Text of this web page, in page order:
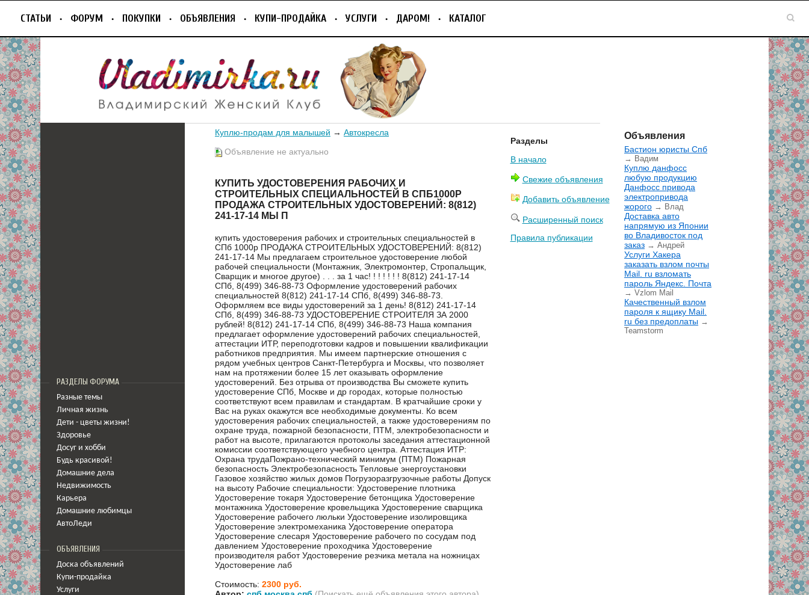
СТАТЬИ ФОРУМ ПОКУПКИ ОБЪЯВЛЕНИЯ КУПИ-ПРОДАЙКА УСЛУГИ ДАРОМ! КАТАЛОГ
РАЗДЕЛЫ ФОРУМА
Разные темы
Личная жизнь
Дети - цветы жизни!
Здоровье
Досуг и хобби
Будь красивой!
Домашние дела
Недвижимость
Карьера
Домашние любимцы
АвтоЛеди
ОБЪЯВЛЕНИЯ
Доска объявлений
Купи-продайка
Услуги
Куплю-продам для малышей → Автокресла
Объявление не актуально
КУПИТЬ УДОСТОВЕРЕНИЯ РАБОЧИХ И
СТРОИТЕЛЬНЫХ СПЕЦИАЛЬНОСТЕЙ В СПБ1000Р
ПРОДАЖА СТРОИТЕЛЬНЫХ УДОСТОВЕРЕНИЙ: 8(812)
241-17-14 МЫ П
купить удостоверения рабочих и строительных специальностей в
СПб 1000р ПРОДАЖА СТРОИТЕЛЬНЫХ УДОСТОВЕРЕНИЙ: 8(812)
241-17-14 Мы предлагаем строительное удостоверение любой
рабочей специальности (Монтажник, Электромонтер, Стропальщик,
Сварщик и многое другое) . . . за 1 час! ! ! ! ! ! ! 8(812) 241-17-14
СПб, 8(499) 346-88-73 Оформление удостоверений рабочих
специальностей 8(812) 241-17-14 СПб, 8(499) 346-88-73.
Оформляем все виды удостоверений за 1 день! 8(812) 241-17-14
СПб, 8(499) 346-88-73 УДОСТОВЕРЕНИЕ СТРОИТЕЛЯ ЗА 2000
рублей! 8(812) 241-17-14 СПб, 8(499) 346-88-73 Наша компания
предлагает оформление удостоверений рабочих специальностей,
аттестации ИТР, переподготовки кадров и повышении квалификации
работников предприятия. Мы имеем партнерские отношения с
рядом учебных центров Санкт-Петербурга и Москвы, что позволяет
нам на протяжении более 15 лет оказывать оформление
удостоверений. Без отрыва от производства Вы сможете купить
удостоверение СПб, Москве и др городах, которые полностью
соответствуют всем правилам и стандартам. В кратчайшие сроки у
Вас на руках окажутся все необходимые документы. Ко всем
удостоверения рабочих специальностей, а также удостоверениям по
охране труда, пожарной безопасности, ПТМ, электробезопасности и
работ на высоте, прилагаются протоколы заседания аттестационной
комиссии соответствующего учебного центра. Аттестация ИТР:
Охрана трудаПожрано-технический минимум (ПТМ) Пожарная
безопасность Электробезопасность Тепловые энергоустановки
Газовое хозяйство жилых домов Погрузоразгрузочные работы Допуск
на высоту Рабочие специальности: Удостоверение плотника
Удостоверение токаря Удостоверение бетонщика Удостоверение
монтажника Удостоверение кровельщика Удостоверение сварщика
Удостоверение рабочего люльки Удостоверение изолировщика
Удостоверение электромеханика Удостоверение оператора
Удостоверение слесаря Удостоверение рабочего по сосудам под
давлением Удостоверение проходчика Удостоверение
производителя работ Удостоверение резчика метала на ножницах
Удостоверение лаб
Стоимость: 2300 руб.
Разделы
В начало
Свежие объявления
Добавить объявление
Расширенный поиск
Правила публикации
Объявления
Бастион юристы Спб
→ Вадим
Куплю данфосс
любую продукцию
Данфосс привода
электропривода
жорого → Влад
Доставка авто
напрямую из Японии
во Владивосток под
заказ → Андрей
Услуги Хакера
заказать взлом почты
Mail. ru взломать
пароль Яндекс. Почта
→ Vzlom Mail
Качественный взлом
пароля к ящику Mail.
ru без предоплаты →
Teamstorm